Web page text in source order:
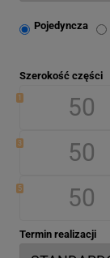
Pojedyncza
Szerokość części
1
3
5
Termin realizacji